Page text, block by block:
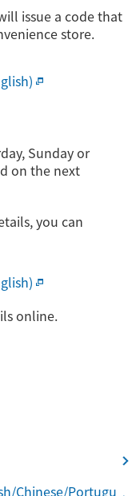
issue a code that
store.
Sunday or
on the next
you can
online.
Chinese/Portugu